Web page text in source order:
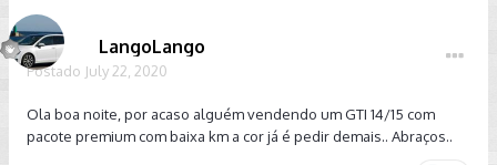
LangoLango
Postado July 22, 2020
Ola boa noite, por acaso alguém vendendo um GTI 14/15 com
pacote premium com baixa km a cor já é pedir demais.. Abraços..